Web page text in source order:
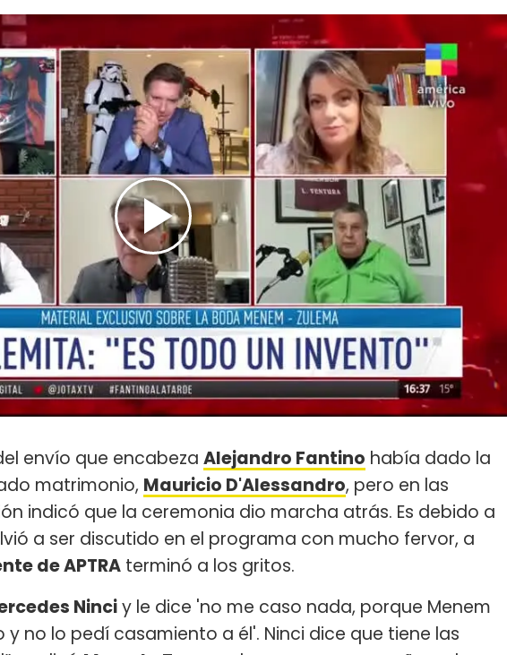
envío que encabeza Alejandro Fantino había dado la
matrimonio, Mauricio D'Alessandro, pero en las
indicó que la ceremonia dio marcha atrás. Es debido a
a ser discutido en el programa con mucho fervor, a
de APTRA terminó a los gritos.
Ninciy le dice 'no me caso nada, porque Menem
no lo pedí casamiento a él'. Ninci dice que tiene las